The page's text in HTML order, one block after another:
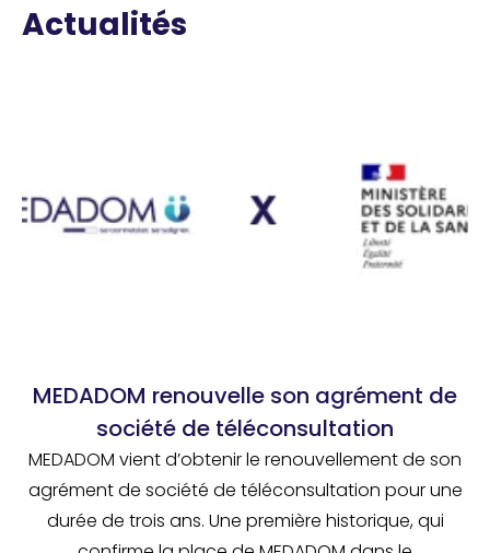
Actualités
MEDADOM renouvelle son agrément de
société de téléconsultation
MEDADOM vient d’obtenir le renouvellement de son
agrément de société de téléconsultation pour une
durée de trois ans. Une première historique, qui